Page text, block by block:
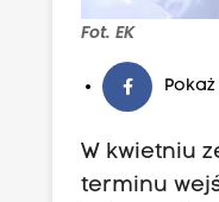
Fot. EK
Pokaż
W kwietniu
terminu